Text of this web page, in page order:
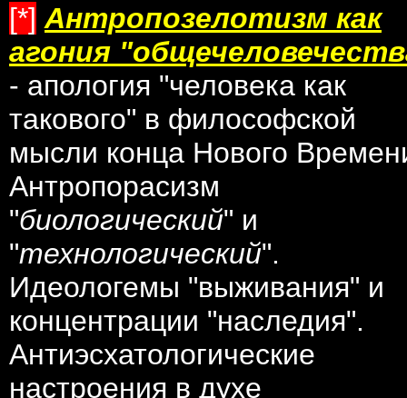
[*] Антропозелотизм как
агония
- апология "человека как
такового" в философской
мысли конца Нового
Антропорасизм
"биологический" и
"технологический".
Идеологемы "выживания" и
концентрации "наследия".
Антиэсхатологические
настроения в духе